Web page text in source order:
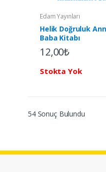
Edam Yayınları
Helik Doğruluk
Baba Kitabı
12,00₺
Stokta Yok
54 Sonuç Bulundu